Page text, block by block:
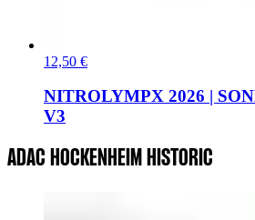
12,50 €
NITROLYMPX 2026 |
V3
ADAC HOCKENHEIM HISTORIC